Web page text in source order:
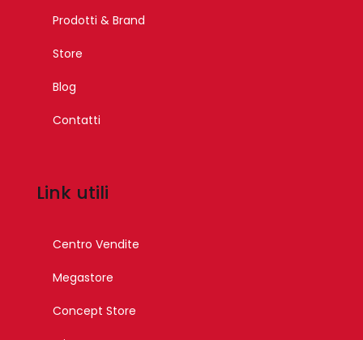
Prodotti & Brand
Store
Blog
Contatti
Link utili
Centro Vendite
Megastore
Concept Store